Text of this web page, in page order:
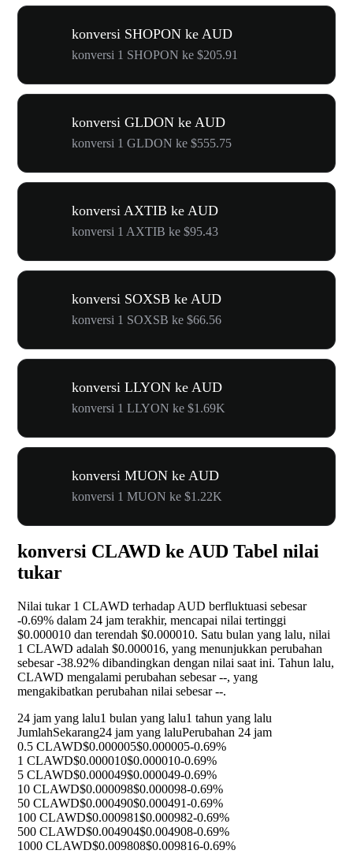
konversi SHOPON ke AUD
konversi 1 SHOPON ke $205.91
konversi GLDON ke AUD
konversi 1 GLDON ke $555.75
konversi AXTIB ke AUD
konversi 1 AXTIB ke $95.43
konversi SOXSB ke AUD
konversi 1 SOXSB ke $66.56
konversi LLYON ke AUD
konversi 1 LLYON ke $1.69K
konversi MUON ke AUD
konversi 1 MUON ke $1.22K
konversi CLAWD ke AUD Tabel nilai
tukar
Nilai tukar 1 CLAWD terhadap AUD berfluktuasi sebesar
-0.69% dalam 24 jam terakhir, mencapai nilai tertinggi
$0.000010 dan terendah $0.000010. Satu bulan yang lalu, nilai
1 CLAWD adalah $0.000016, yang menunjukkan perubahan
sebesar-38.92% dibandingkan dengan nilai saat ini. Tahun lalu,
CLAWD mengalami perubahan sebesar--, yang
mengakibatkan perubahan nilai sebesar--.
24 jam yang lalu1 bulan yang lalu1 tahun yang lalu
JumlahSekarang24 jam yang laluPerubahan 24 jam
0.5 CLAWD$0.000005$0.000005-0.69%
1 CLAWD$0.000010$0.000010-0.69%
5 CLAWD$0.000049$0.000049-0.69%
10 CLAWD$0.000098$0.000098-0.69%
50 CLAWD$0.000490$0.000491-0.69%
100 CLAWD$0.000981$0.000982-0.69%
500 CLAWD$0.004904$0.004908-0.69%
1000 CLAWD$0.009808$0.009816-0.69%